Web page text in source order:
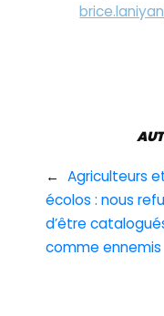
← Agriculteurs
écolos : nous
d’être
comme ennemis